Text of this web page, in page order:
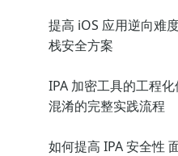
提高 iOS 应用逆向难
栈安全方案
IPA 加密工具的工程
混淆的完整实践流程
如何提高 IPA 安全性